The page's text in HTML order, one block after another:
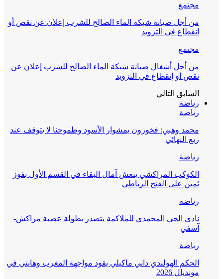
مجتمع
من أجل صيانة شبكة الماء الصالح للشرب إعلان عن نقص أو
انقطاع في التزويد
مجتمع
من أجل أشغال صيانة شبكة الماء الصالح للشرب إعلان عن
نقص أو إنقطاع في التزويد
السابق التالي
رياضة
رياضة
محمد وهبي: فخورون بمشوار الأسود وطموحنا لا يتوقف عند
ربع النهائي
رياضة
الكوكب المراكشي ينعش آمال البقاء في القسم الأول بفوز
ثمين على الفتح الرباطي
رياضة
نادي الحي المحمدي للملاكمة يتصدر بطولة عصبة مراكش-
آسفي
رياضة
الحكم الهولندي داني ماكيلي يقود مواجهة المغرب وهايتي في
مونديال 2026